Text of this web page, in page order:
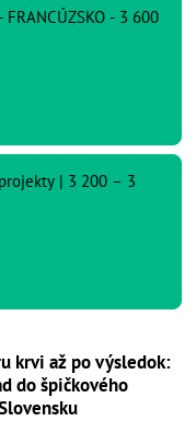
FRANCÚZSKO - 3 600
| 3 200 – 3
krvi až po výsledok:
do špičkového